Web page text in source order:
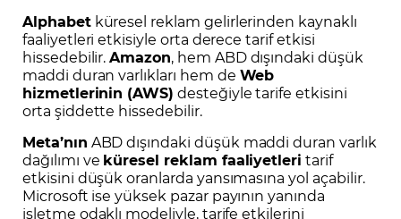
Alphabetküresel reklam gelirlerinden kaynaklı
faaliyetleri etkisiyle orta derece tarif etkisi
hissedebilir.Amazon, hem ABD dışındaki düşük
maddi duran varlıkları hem de Web
hizmetlerinin (AWS) desteğiyle tarife etkisini
orta şiddette hissedebilir.
Meta’nın ABD dışındaki düşük maddi duran varlık
dağılımı ve küresel reklam faaliyetleri tarif
etkisini düşük oranlarda yansımasına yol açabilir.
Microsoft ise yüksek pazar payının yanında
işletme odaklı modeliyle, tarife etkilerini